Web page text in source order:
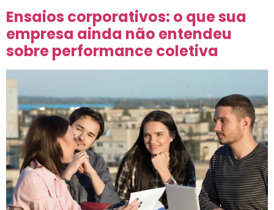
Ensaios corporativos: o que sua
empresa ainda não entendeu
sobre performance coletiva